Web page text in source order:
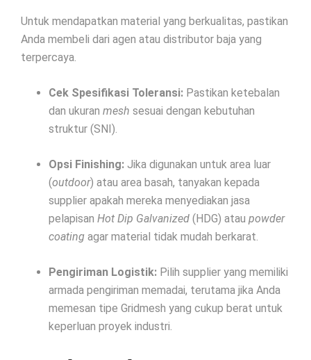
Untuk mendapatkan material yang berkualitas, pastikan
Anda membeli dari agen atau distributor baja yang
terpercaya.
Cek Spesifikasi Toleransi: Pastikan ketebalan
dan ukuran mesh sesuai dengan kebutuhan
struktur (SNI).
Opsi Finishing: Jika digunakan untuk area luar
(outdoor) atau area basah, tanyakan kepada
supplier apakah mereka menyediakan jasa
pelapisan Hot Dip Galvanized (HDG) atau powder
coating agar material tidak mudah berkarat.
Pengiriman Logistik: Pilih supplier yang memiliki
armada pengiriman memadai, terutama jika Anda
memesan tipe Gridmesh yang cukup berat untuk
keperluan proyek industri.